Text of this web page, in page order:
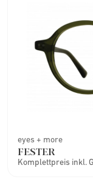
eyes + more
FESTER
Komplettpreis inkl.